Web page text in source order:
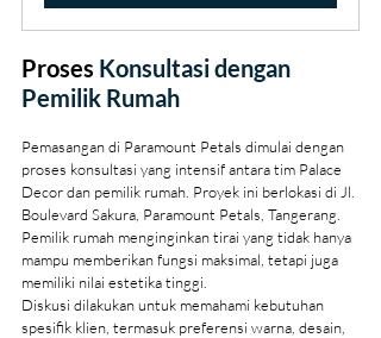
Proses Konsultasi dengan
Pemilik Rumah
Pemasangan di Paramount Petals dimulai dengan
proses konsultasi yang intensif antara tim Palace
Decor dan pemilik rumah. Proyek ini berlokasi di Jl.
Boulevard Sakura, Paramount Petals, Tangerang.
Pemilik rumah menginginkan tirai yang tidak hanya
mampu memberikan fungsi maksimal, tetapi juga
memiliki nilai estetika tinggi.
Diskusi dilakukan untuk memahami kebutuhan
spesifik klien, termasuk preferensi warna, desain,